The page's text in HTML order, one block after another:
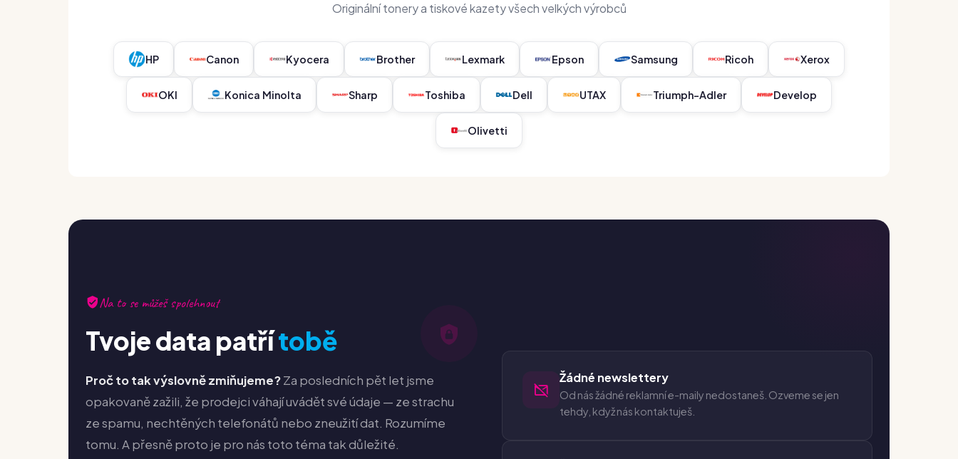
Originální tonery a tiskové kazety všech velkých výrobců
HP Canon Kyocera Brother Lexmark Epson Samsung Ricoh Xerox
OKI Konica Minolta Sharp Toshiba Dell UTAX Triumph-Adler Develop
Olivetti
Na to se můžeš spolehnout
Tvoje data patřítobě
Proč to tak výslovně zmiňujeme?Za posledních pět let jsme
opakovaně zažili, že prodejci váhají uvádět své údaje — ze strachu
ze spamu, nechtěných telefonátů nebo zneužití dat. Rozumíme
tomu. A přesně proto je pro nás toto téma tak důležité.
Žádné newslettery
Od nás žádné reklamní e-maily nedostaneš. Ozveme se jen
tehdy, když nás kontaktuješ.